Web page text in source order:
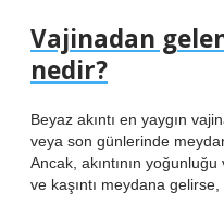
Vajinadan
nedir?
Beyaz akıntı en yaygın
veya son günlerinde
Ancak, akıntının
ve kaşıntı meydana